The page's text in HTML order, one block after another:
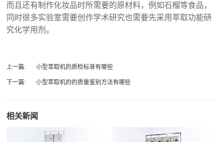
而且还有制作化妆品时所需要的原材料，例如石榴等食品，
同时很多实验室需要创作学术研究也需要先采用萃取功能研
究化学用剂。
上一篇: 小型萃取机的质检标准有哪些
下一篇: 小型萃取机的的质量鉴别方法有哪些
相关新闻